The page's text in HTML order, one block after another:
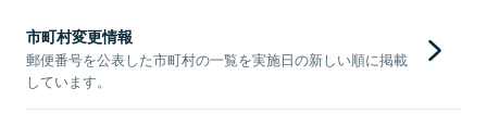
市町村変更情報
郵便番号を公表した市町村の一覧を実施日の新しい順に掲載
しています。